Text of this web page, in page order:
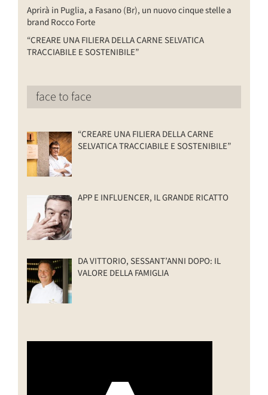
Aprirà in Puglia, a Fasano (Br), un nuovo cinque stelle a
brand Rocco Forte
“CREARE UNA FILIERA DELLA CARNE SELVATICA
TRACCIABILE E SOSTENIBILE”
face to face
“CREARE UNA FILIERA DELLA CARNE
SELVATICA TRACCIABILE E SOSTENIBILE”
APP E INFLUENCER, IL GRANDE RICATTO
DA VITTORIO, SESSANT’ANNI DOPO: IL
VALORE DELLA FAMIGLIA